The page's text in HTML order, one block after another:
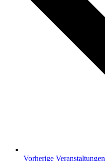
Vorherige Veranstaltungen